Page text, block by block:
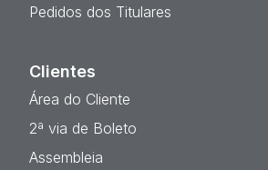
Pedidos dos Titulares
Clientes
Área do Cliente
2ª via de Boleto
Assembleia